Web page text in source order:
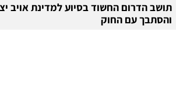
תושב הדרום החשוד בסיוע למדינת אויב
והסתבך עם החוק